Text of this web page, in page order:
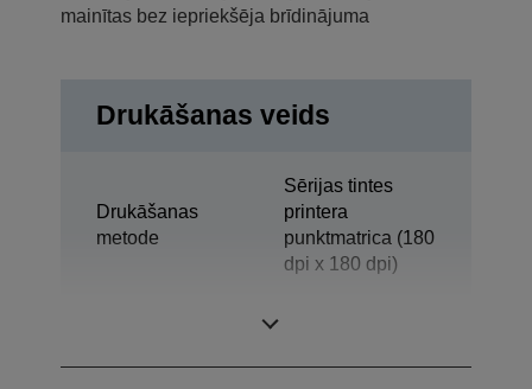
mainītas bez iepriekšēja brīdinājuma
Drukāšanas veids
Drukāšanas
metode
Sērijas tintes
printera
punktmatrica (180
dpi x 180 dpi)